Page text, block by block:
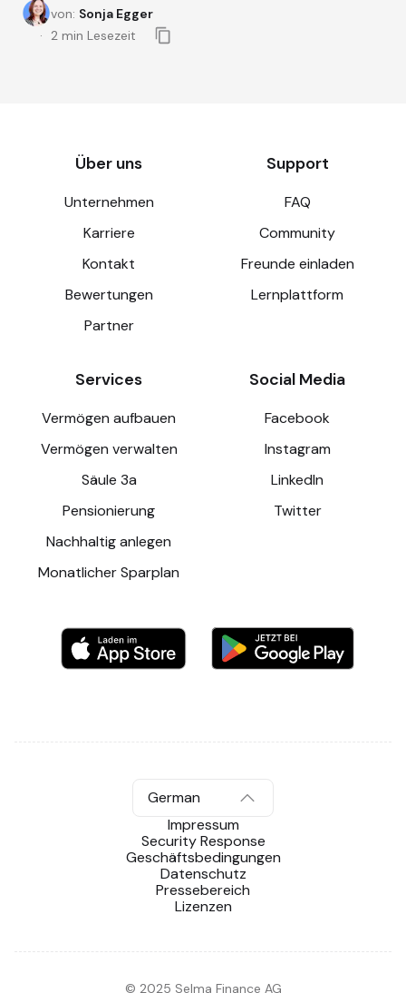
von: Sonja Egger
2 min Lesezeit
Über uns
Unternehmen
Karriere
Kontakt
Bewertungen
Partner
Support
FAQ
Community
Freunde einladen
Lernplattform
Services
Vermögen aufbauen
Vermögen verwalten
Säule 3a
Pensionierung
Nachhaltig anlegen
Monatlicher Sparplan
Social Media
Facebook
Instagram
LinkedIn
Twitter
German
Impressum
Security Response
Geschäftsbedingungen
Datenschutz
Pressebereich
Lizenzen
© 2025 Selma Finance AG